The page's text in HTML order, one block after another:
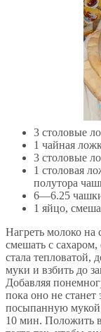
3 столовые
1 чайная
3 столовые
1 столовая
полутора
6—6.25
1 яйцо,
Нагреть молоко на
смешать с
стала тепловатой,
муки и взбить до
Добавляя
пока оно не
посыпанную мукой
10 мин. Положить